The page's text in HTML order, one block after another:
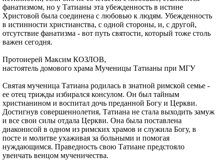
фанатизмом, но у Татианы эта убежденность в истине
Христовой была соединена с любовью к людям. Убежденность
в истинности христианства, с одной стороны, и, с другой,
отсутствие фанатизма - вот путь святости, который тоже столь
важен сегодня.
Протоиерей Максим КОЗЛОВ,
настоятель домового храма Мученицы Татианы при МГУ
Святая мученица Татиана родилась в знатной римской семье -
ее отец трижды избирался консулом. Он был тайным
христианином и воспитал дочь преданной Богу и Церкви.
Достигнув совершеннолетия, Татиана не стала выходить замуж
и все свои силы отдала Церкви. Она была поставлена
диаконисой в одном из римских храмов и служила Богу, в
посте и молитве ухаживая за больными и помогая
нуждающимся. Праведность свою Татиане предстояло
увенчать венцом мученичества.